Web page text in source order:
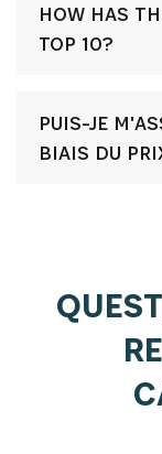
HOW HAS
TOP 10?
PUIS-JE
BIAIS DU